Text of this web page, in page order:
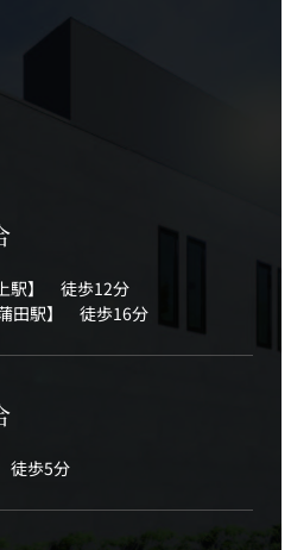
駅】 徒歩12分
田駅】 徒歩16分
徒歩5分